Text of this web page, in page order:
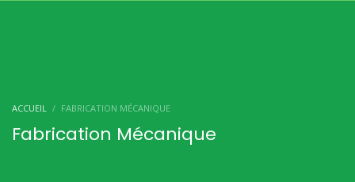
ACCUEIL FABRICATION MÉCANIQUE
Fabrication Mécanique